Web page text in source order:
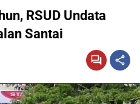
RSUD Undata
Santai